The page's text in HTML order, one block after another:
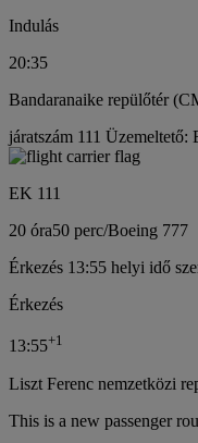
Indulás
20:35
Bandaranaike repülőtér
járatszám 111
EK 111
20 óra50 perc/Boeing 777
Érkezés 13:55 helyi idő
Érkezés
13:55+1
Liszt Ferenc nemzetközi
This is a new passenger